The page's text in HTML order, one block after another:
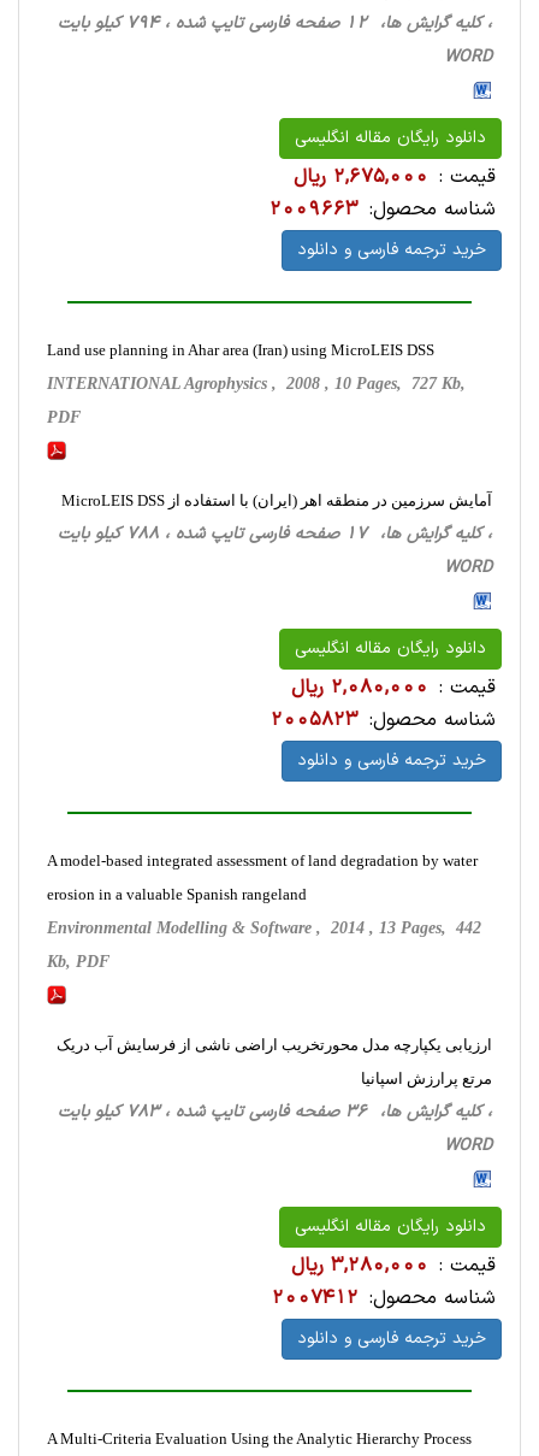
، کلیه گرایش ها، 12 صفحه فارسی تایپ شده ، 794 کیلو بایت
WORD
دانلود رایگان مقاله انگلیسی
قیمت : 2,675,000 ریال
شناسه محصول: 2009663
خرید ترجمه فارسی و دانلود
Land use planning in Ahar area (Iran) using MicroLEIS DSS
INTERNATIONAL Agrophysics , 2008 , 10 Pages, 727 Kb,
PDF
آمایش سرزمین در منطقه اهر (ایران) با استفاده از MicroLEIS DSS
، کلیه گرایش ها، 17 صفحه فارسی تایپ شده ، 788 کیلو بایت
WORD
دانلود رایگان مقاله انگلیسی
قیمت : 2,080,000 ریال
شناسه محصول: 2005823
خرید ترجمه فارسی و دانلود
A model-based integrated assessment of land degradation by water
erosion in a valuable Spanish rangeland
Environmental Modelling & Software , 2014 , 13 Pages, 442
Kb, PDF
ارزیابی یکپارچه مدل محورتخریب اراضی ناشی از فرسایش آب دریک
مرتع پرارزش اسپانیا
، کلیه گرایش ها، 36 صفحه فارسی تایپ شده ، 783 کیلو بایت
WORD
دانلود رایگان مقاله انگلیسی
قیمت : 3,280,000 ریال
شناسه محصول: 2007412
خرید ترجمه فارسی و دانلود
A Multi-Criteria Evaluation Using the Analytic Hierarchy Process